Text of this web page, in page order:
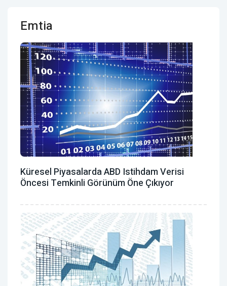
Emtia
Küresel Piyasalarda ABD Istihdam Verisi
Öncesi Temkinli Görünüm Öne Çıkıyor